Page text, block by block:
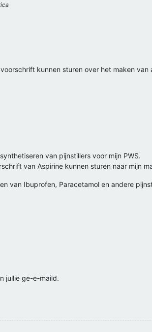
kunnen sturen over het maken van
van pijnstillers voor mijn PWS.
van Aspirine kunnen sturen naar mijn
van Ibuprofen, Paracetamol en andere
jullie ge-e-maild.